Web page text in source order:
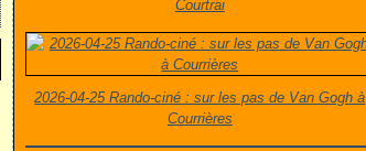
Courtrai
2026-04-25 Rando-ciné : sur les pas de Van Gogh à
Courrières